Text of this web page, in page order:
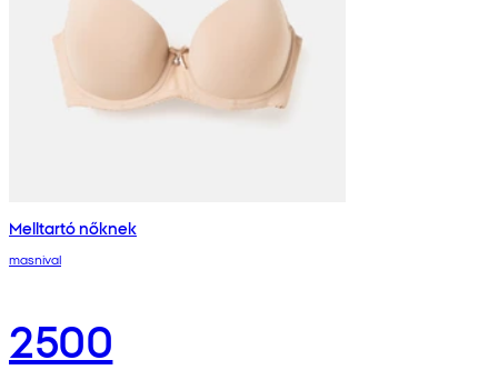
Melltartó nőknek
masnival
2500